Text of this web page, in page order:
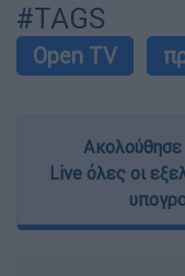
#TAGS
Open TV
Live όλες οι